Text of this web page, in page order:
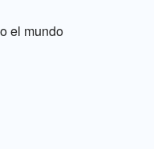
el mundo